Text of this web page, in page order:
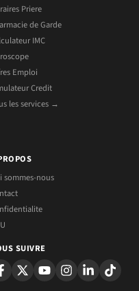
Priere
de Garde
IMC
Emploi
Credit
les services →
sommes-nous
SUIVRE